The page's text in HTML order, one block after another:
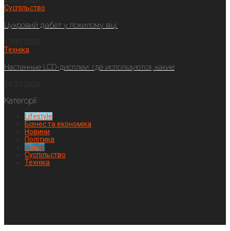
Суспільство
Цукровий діабет у похилому віці:
Техніка
Настенные LCD-дисплеи: где используются, какие
Категорії
Lifestyle
Бізнес та економіка
Новини
Політика
Спорт
Суспільство
Техніка